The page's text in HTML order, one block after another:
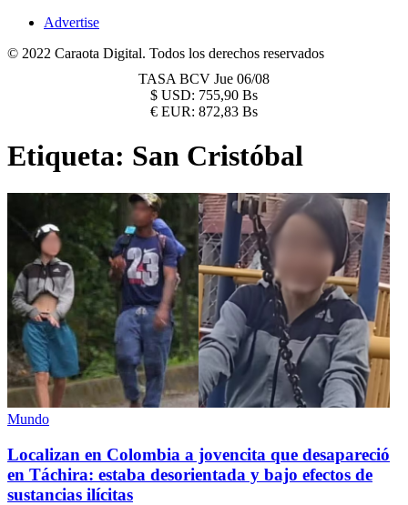
Advertise
© 2022 Caraota Digital. Todos los derechos reservados
TASA BCV Jue 06/08
$ USD: 755,90 Bs
€ EUR: 872,83 Bs
Etiqueta: San Cristóbal
Mundo
Localizan en Colombia a jovencita que desapareció
en Táchira: estaba desorientada y bajo efectos de
sustancias ilícitas